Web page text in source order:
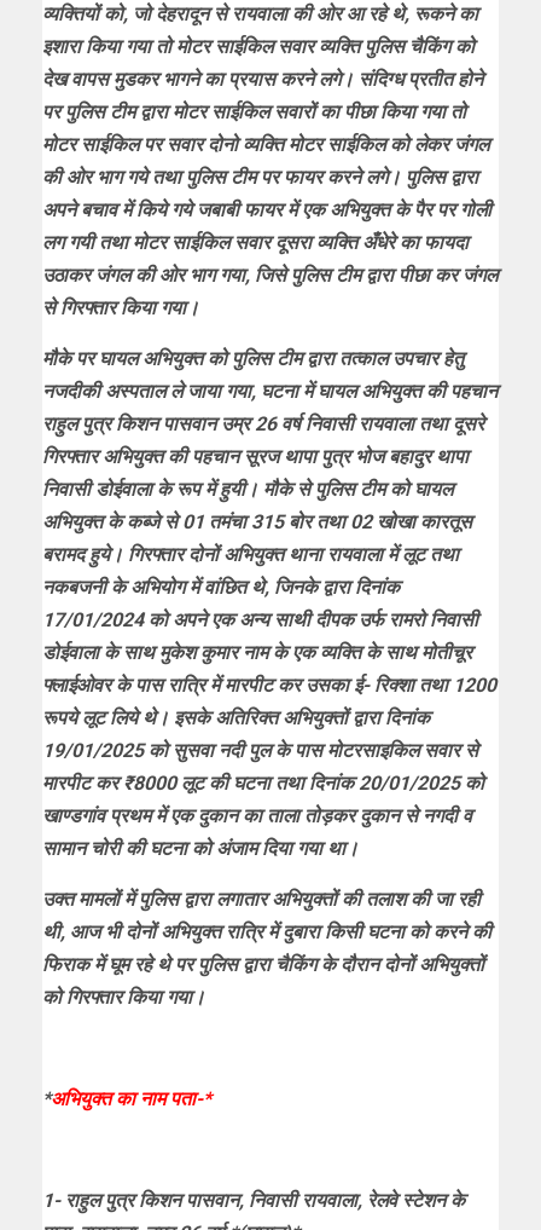
व्यक्तियों को, जो देहरादून से रायवाला की ओर आ रहे थे, रूकने का
इशारा किया गया तो मोटर साईकिल सवार व्यक्ति पुलिस चैकिंग को
देख वापस मुडकर भागने का प्रयास करने लगे। संदिग्ध प्रतीत होने
पर पुलिस टीम द्वारा मोटर साईकिल सवारों का पीछा किया गया तो
मोटर साईकिल पर सवार दोनो व्यक्ति मोटर साईकिल को लेकर जंगल
की ओर भाग गये तथा पुलिस टीम पर फायर करने लगे। पुलिस द्वारा
अपने बचाव में किये गये जबाबी फायर में एक अभियुक्त के पैर पर गोली
लग गयी तथा मोटर साईकिल सवार दूसरा व्यक्ति अँधेरे का फायदा
उठाकर जंगल की ओर भाग गया, जिसे पुलिस टीम द्वारा पीछा कर जंगल
से गिरफ्तार किया गया।
मौके पर घायल अभियुक्त को पुलिस टीम द्वारा तत्काल उपचार हेतु
नजदीकी अस्पताल ले जाया गया, घटना में घायल अभियुक्त की पहचान
राहुल पुत्र किशन पासवान उम्र 26 वर्ष निवासी रायवाला तथा दूसरे
गिरफ्तार अभियुक्त की पहचान सूरज थापा पुत्र भोज बहादुर थापा
निवासी डोईवाला के रूप में हुयी। मौके से पुलिस टीम को घायल
अभियुक्त के कब्जे से 01 तमंचा 315 बोर तथा 02 खोखा कारतूस
बरामद हुये। गिरफ्तार दोनों अभियुक्त थाना रायवाला में लूट तथा
नकबजनी के अभियोग में वांछित थे, जिनके द्वारा दिनांक
17/01/2024 को अपने एक अन्य साथी दीपक उर्फ रामरो निवासी
डोईवाला के साथ मुकेश कुमार नाम के एक व्यक्ति के साथ मोतीचूर
फ्लाईओवर के पास रात्रि में मारपीट कर उसका ई- रिक्शा तथा 1200
रूपये लूट लिये थे। इसके अतिरिक्त अभियुक्तों द्वारा दिनांक
19/01/2025 को सुसवा नदी पुल के पास मोटरसाइकिल सवार से
मारपीट कर ₹8000 लूट की घटना तथा दिनांक 20/01/2025 को
खाण्डगांव प्रथम में एक दुकान का ताला तोड़कर दुकान से नगदी व
सामान चोरी की घटना को अंजाम दिया गया था।
उक्त मामलों में पुलिस द्वारा लगातार अभियुक्तों की तलाश की जा रही
थी, आज भी दोनों अभियुक्त रात्रि में दुबारा किसी घटना को करने की
फिराक में घूम रहे थे पर पुलिस द्वारा चैकिंग के दौरान दोनों अभियुक्तों
को गिरफ्तार किया गया।
*अभियुक्त का नाम पता-*
1- राहुल पुत्र किशन पासवान, निवासी रायवाला, रेलवे स्टेशन के